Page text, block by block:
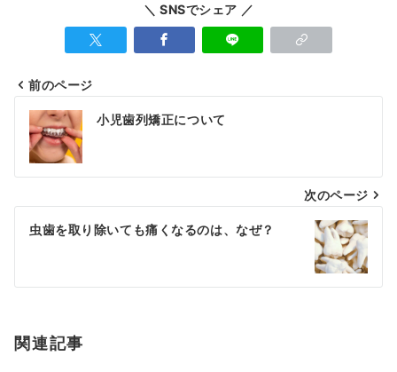
＼ SNSでシェア ／
投
稿
ナ
ビ
ゲ
シ
ン
前のページ
小児歯列矯正について
次のページ
虫歯を取り除いても痛くなるのは、なぜ？
関連記事